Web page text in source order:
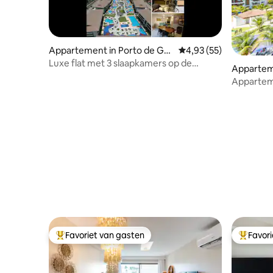
Appartement in Porto de Gali
nhas
Gemiddelde
4,93 (55)
Luxe flat met 3 slaapkamers op de
nhas
Topfavoriet van gasten
Favoriet van gasten